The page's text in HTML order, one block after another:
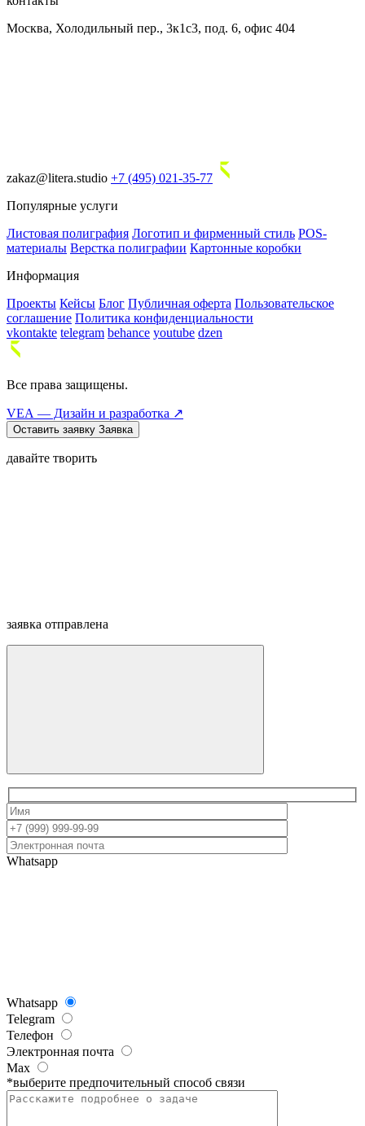
Москва, Холодильный пер., 3к1с3, под. 6, офис 404
zakaz@litera.studio +7 (495) 021-35-77
Популярные услуги
Листовая полиграфия Логотип и фирменный стиль POS-
материалы Верстка полиграфии Картонные коробки
Информация
Проекты Кейсы Блог Публичная оферта Пользовательское
соглашение Политика конфиденциальности
vkontakte telegram behance youtube dzen
Все права защищены.
VEA — Дизайн и разработка ↗
Оставить заявку Заявка
давайте творить
заявка отправлена
Whatsapp
Whatsapp
Telegram
Телефон
Электронная почта
Max
*выберите предпочительный способ связи